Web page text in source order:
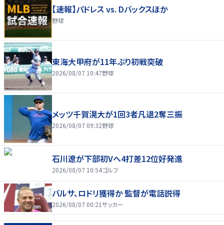
【速報】パドレス vs. Dバックスほか
野球
東海大甲府が11年ぶり初戦突破
2026/08/07 10:47野球
メッツ千賀滉大が1回3者凡退2奪三振
2026/08/07 09:32野球
石川遼が下部初Vへ4打差12位好発進
2026/08/07 10:54ゴルフ
バルサ、ロドリ獲得か 監督が電話説得
2026/08/07 00:21サッカー